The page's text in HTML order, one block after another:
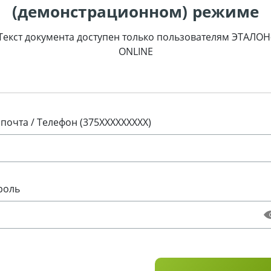
(демонстрационном) режиме
документа доступен только пользователям
ONLINE
/ Телефон (375XXXXXXXXX)